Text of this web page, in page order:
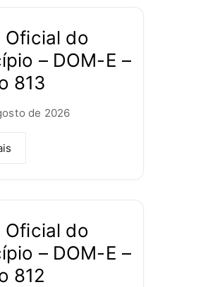
Oficial do
– DOM-E –
813
de 2026
Oficial do
– DOM-E –
812